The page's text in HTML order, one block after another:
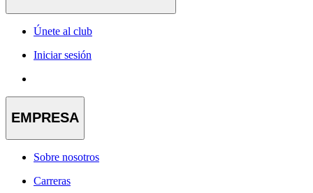
Únete al club
Iniciar sesión
EMPRESA
Sobre nosotros
Carreras